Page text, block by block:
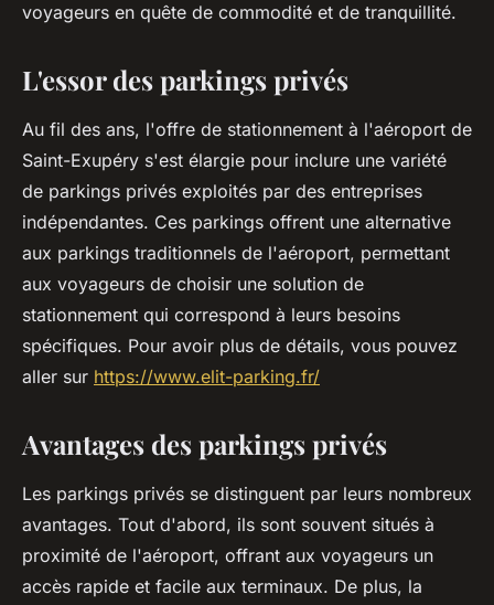
voyageurs en quête de commodité et de tranquillité.
L'essor des parkings privés
Au fil des ans, l'offre de stationnement à l'aéroport de
Saint-Exupéry s'est élargie pour inclure une variété
de parkings privés exploités par des entreprises
indépendantes. Ces parkings offrent une alternative
aux parkings traditionnels de l'aéroport, permettant
aux voyageurs de choisir une solution de
stationnement qui correspond à leurs besoins
spécifiques. Pour avoir plus de détails, vous pouvez
aller sur https://www.elit-parking.fr/
Avantages des parkings privés
Les parkings privés se distinguent par leurs nombreux
avantages. Tout d'abord, ils sont souvent situés à
proximité de l'aéroport, offrant aux voyageurs un
accès rapide et facile aux terminaux. De plus, la